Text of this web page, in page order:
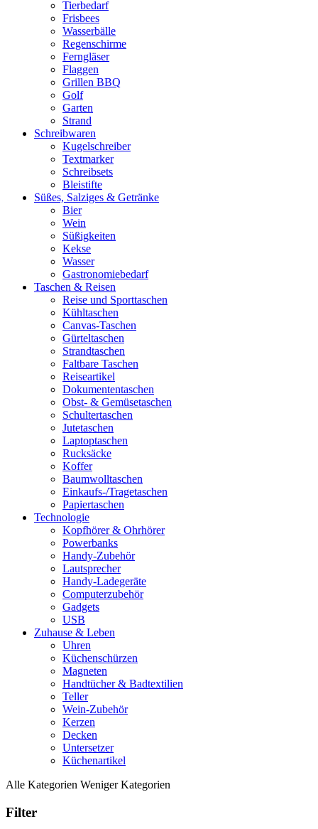
Tierbedarf
Frisbees
Wasserbälle
Regenschirme
Ferngläser
Flaggen
Grillen BBQ
Golf
Garten
Strand
Schreibwaren
Kugelschreiber
Textmarker
Schreibsets
Bleistifte
Süßes, Salziges & Getränke
Bier
Wein
Süßigkeiten
Kekse
Wasser
Gastronomiebedarf
Taschen & Reisen
Reise und Sporttaschen
Kühltaschen
Canvas-Taschen
Gürteltaschen
Strandtaschen
Faltbare Taschen
Reiseartikel
Dokumententaschen
Obst- & Gemüsetaschen
Schultertaschen
Jutetaschen
Laptoptaschen
Rucksäcke
Koffer
Baumwolltaschen
Einkaufs-/Tragetaschen
Papiertaschen
Technologie
Kopfhörer & Ohrhörer
Powerbanks
Handy-Zubehör
Lautsprecher
Handy-Ladegeräte
Computerzubehör
Gadgets
USB
Zuhause & Leben
Uhren
Küchenschürzen
Magneten
Handtücher & Badtextilien
Teller
Wein-Zubehör
Kerzen
Decken
Untersetzer
Küchenartikel
Alle Kategorien Weniger Kategorien
Filter